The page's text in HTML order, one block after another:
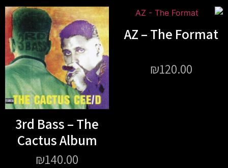
AZ – The Format
₪120.00
3rd Bass – The
Cactus Album
₪140.00